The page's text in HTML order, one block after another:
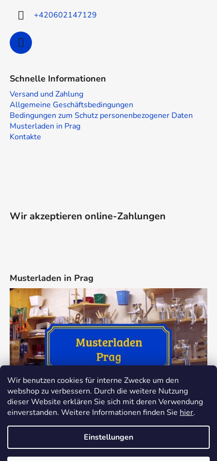
Wir benutzen cookies für interne Zwecke um den
webshop zu verbessern. Durch die weitere Nutzung
dieser Website erklären Sie sich mit deren Verwendung
einverstanden. Weitere Informationen finden Sie hier.
Einstellungen
+420602147129
Schnelle Informationen
Versand und Zahlung
Allgemeine Geschäftsbedingungen
Bedingungen zum Schutz personenbezogener Daten
Musterladen in Prag
Kontakte
Wir akzeptieren online-Zahlungen
Musterladen in Prag